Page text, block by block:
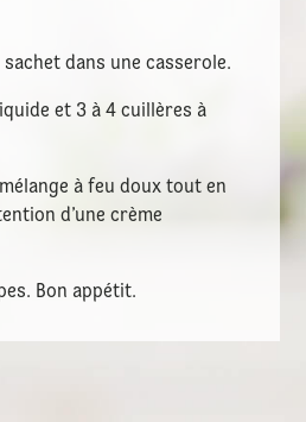
dans une casserole.
et 3 à 4 cuillères à
à feu doux tout en
d’une crème
Bon appétit.